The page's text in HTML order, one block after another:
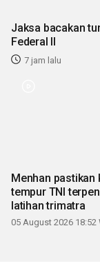
Jaksa bacakan
Federal II
7 jam lalu
Menhan pastikan
tempur TNI
latihan trimatra
05 August 2026 18:52